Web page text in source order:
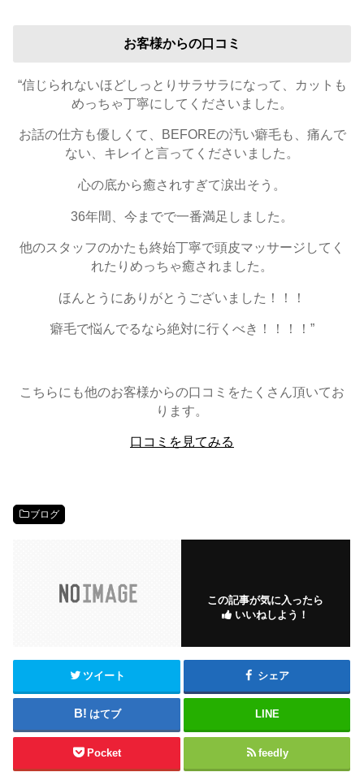
お客様からの口コミ
“信じられないほどしっとりサラサラになって、カットも
めっちゃ丁寧にしてくださいました。
お話の仕方も優しくて、BEFOREの汚い癖毛も、痛んで
ない、キレイと言ってくださいました。
心の底から癒されすぎて涙出そう。
36年間、今までで一番満足しました。
他のスタッフのかたも終始丁寧で頭皮マッサージしてく
れたりめっちゃ癒されました。
ほんとうにありがとうございました！！！
癖毛で悩んでるなら絶対に行くべき！！！！”
こちらにも他のお客様からの口コミをたくさん頂いてお
ります。
口コミを見てみる
ブログ
この記事が気に入ったら
いいねしよう！
ツイート シェア
はてブ LINE
Pocket feedly